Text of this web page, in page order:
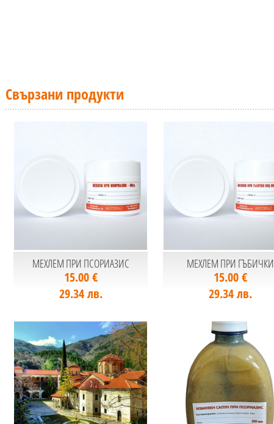
Свързани продукти
МЕХЛЕМ ПРИ ПСОРИАЗИС
15.00 €
29.34 лв.
МЕХЛЕМ ПРИ ГЪБИЧКИ
15.00 €
29.34 лв.